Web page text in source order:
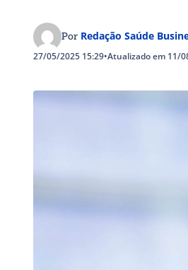
Por Redação Saúde
27/05/2025 15:29•Atualizado em 11/